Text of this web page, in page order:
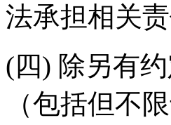
法承担相关
(四) 除另有
（包括但不